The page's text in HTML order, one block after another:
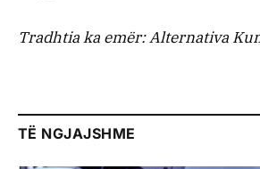
Tradhtia ka emër: Alternativa
TË NGJAJSHME